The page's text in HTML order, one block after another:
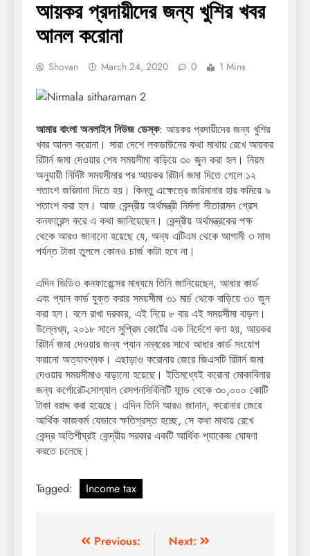
আয়কর প্রদায়ীদের জন্য খুশির খবর
আনল করোনা
Shovan March 24, 2020 0 1 Mins
আমার বাংলা অনলাইন নিউজ ডেস্ক: আয়কর প্রদায়ীদের জন্য খুশির
খবর আনল করোনা। সারা দেশে লকডাউনের কথা মাথায় রেখে আয়কর
রিটার্ন জমা দেওয়ার শেষ সময়সীমা বাড়িয়ে ৩০ জুন করা হল। নিয়ম
অনুযায়ী নির্দিষ্ট সময়সীমার পর আয়কর রিটার্ন জমা দিতে গেলে ১২
শতাংশ জরিমানা দিতে হয়। কিন্তু এক্ষেত্রে জরিমানার হার কমিয়ে ৯
শতাংশ করা হল। আজ কেন্দ্রীয় অর্থমন্ত্রী নির্মলা সীতারামন প্রেস
কনফারেন্স করে এ কথা জানিয়েছেন। কেন্দ্রীয় অর্থমন্ত্রকের পক্ষ
থেকে আরও জানানো হয়েছে যে, অন্য এটিএম থেকে আগামী ৩ মাস
পর্যন্ত টাকা তুললে কোনও চার্জ কাটা হবে না।
এদিন ভিডিও কনফারেন্সের মাধ্যমে তিনি জানিয়েছেন, আধার কার্ড
এবং প্যান কার্ড যুক্ত করার সময়সীমা ৩১ মার্চ থেকে বাড়িয়ে ৩০ জুন
করা হল। বলে রাখা দরকার, এই নিয়ে ৮ বার এই সময়সীমা বাড়ল।
উল্লেখ্য, ২০১৮ সালে সুপ্রিম কোর্টের এক নির্দেশে বলা হয়, আয়কর
রিটার্ন জমা দেওয়ার জন্য প্যান নম্বরের সাথে আধার কার্ড সংযোগ
করানো অত্যাবশ্যক। এছাড়াও করোনার জেরে জিএসটি রিটার্ন জমা
দেওয়ার সময়সীমাও বাড়ানো হয়েছে। ইতিমধ্যেই করোনা মোকাবিলার
জন্য কর্পোরেট-সোশ্যাল রেসপনসিবিলিটি ফান্ড থেকে ৩০,০০০ কোটি
টাকা বরাদ্দ করা হয়েছে। এদিন তিনি আরও জানান, করোনার জেরে
আর্থিক কাজকর্ম যেভাবে ক্ষতিগ্রস্ত হচ্ছে, সে কথা মাথায় রেখে
কেন্দ্র অতিশীঘ্রই কেন্দ্রীয় সরকার একটি আর্থিক প্যাকেজ ঘোষণা
করতে চলেছে।
Tagged: Income tax
Previous:
Next: